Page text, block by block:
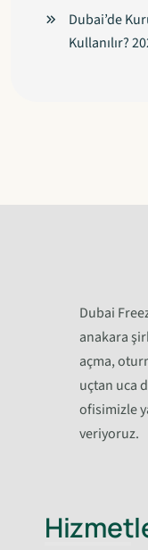
Dubai’de
Kullanılır?
Dubai
anakara
açma,
uçtan uca
ofisimizle
veriyoruz.